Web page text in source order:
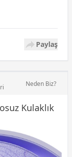
Paylaş
Neden Biz?
Kulaklık